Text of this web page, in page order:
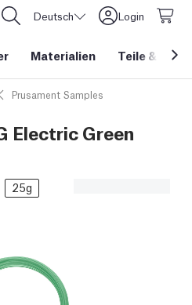
StaatenDeutsch Login
Materialien Teile &
Prusament Samples
Electric Green
25g